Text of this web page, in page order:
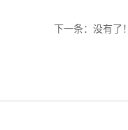
下一条：没有了！